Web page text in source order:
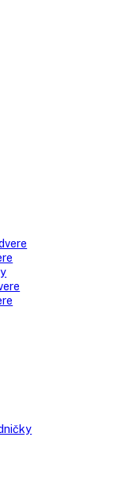
dvere